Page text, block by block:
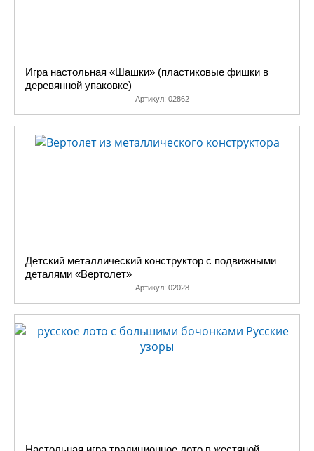
Игра настольная «Шашки» (пластиковые фишки в
деревянной упаковке)
Артикул: 02862
Детский металлический конструктор с подвижными
деталями «Вертолет»
Артикул: 02028